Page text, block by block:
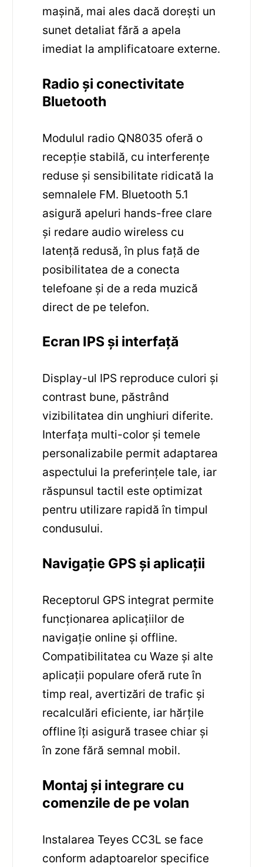
mașină, mai ales dacă dorești un
sunet detaliat fără a apela
imediat la amplificatoare externe.
Radio și conectivitate
Bluetooth
Modulul radio QN8035 oferă o
recepție stabilă, cu interferențe
reduse și sensibilitate ridicată la
semnalele FM. Bluetooth 5.1
asigură apeluri hands-free clare
și redare audio wireless cu
latență redusă, în plus față de
posibilitatea de a conecta
telefoane și de a reda muzică
direct de pe telefon.
Ecran IPS și interfață
Display-ul IPS reproduce culori și
contrast bune, păstrând
vizibilitatea din unghiuri diferite.
Interfața multi-color și temele
personalizabile permit adaptarea
aspectului la preferințele tale, iar
răspunsul tactil este optimizat
pentru utilizare rapidă în timpul
condusului.
Navigație GPS și aplicații
Receptorul GPS integrat permite
funcționarea aplicațiilor de
navigație online și offline.
Compatibilitatea cu Waze și alte
aplicații populare oferă rute în
timp real, avertizări de trafic și
recalculări eficiente, iar hărțile
offline îți asigură trasee chiar și
în zone fără semnal mobil.
Montaj și integrare cu
comenzile de pe volan
Instalarea Teyes CC3L se face
conform adaptoarelor specifice